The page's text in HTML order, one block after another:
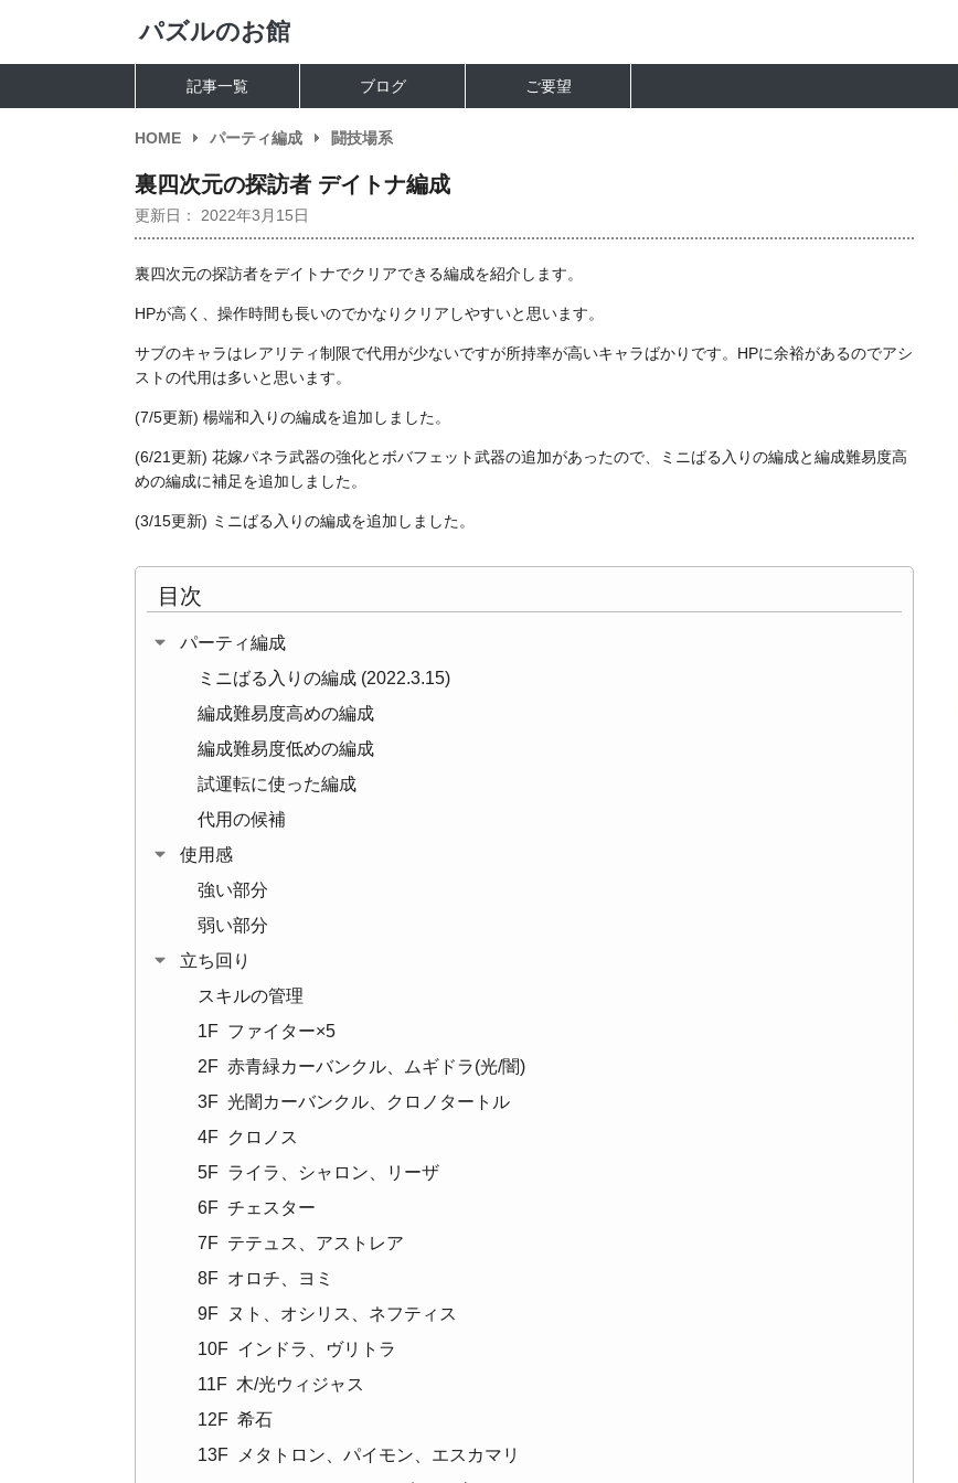
パズルのお館
記事一覧 ブログ ご要望
HOME パーティ編成 闘技場系
裏四次元の探訪者 デイトナ編成
更新日： 2022年3月15日
裏四次元の探訪者をデイトナでクリアできる編成を紹介します。
HPが高く、操作時間も長いのでかなりクリアしやすいと思います。
サブのキャラはレアリティ制限で代用が少ないですが所持率が高いキャラばかりです。HPに余裕があるのでアシ
ストの代用は多いと思います。
(7/5更新) 楊端和入りの編成を追加しました。
(6/21更新) 花嫁パネラ武器の強化とボバフェット武器の追加があったので、ミニばる入りの編成と編成難易度高
めの編成に補足を追加しました。
(3/15更新) ミニばる入りの編成を追加しました。
目次
パーティ編成
ミニばる入りの編成 (2022.3.15)
編成難易度高めの編成
編成難易度低めの編成
試運転に使った編成
代用の候補
使用感
強い部分
弱い部分
立ち回り
スキルの管理
1F ファイター×5
2F 赤青緑カーバンクル、ムギドラ(光/闇)
3F 光闇カーバンクル、クロノタートル
4F クロノス
5F ライラ、シャロン、リーザ
6F チェスター
7F テテュス、アストレア
8F オロチ、ヨミ
9F ヌト、オシリス、ネフティス
10F インドラ、ヴリトラ
11F 木/光ウィジャス
12F 希石
13F メタトロン、パイモン、エスカマリ